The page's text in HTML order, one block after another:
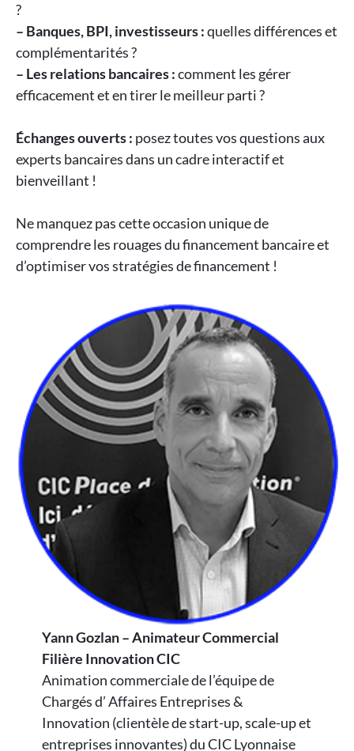
?
– Banques, BPI, investisseurs :quelles différences et
complémentarités ?
– Les relations bancaires :comment les gérer
efficacement et en tirer le meilleur parti ?
Échanges ouverts : posez toutes vos questions aux
experts bancaires dans un cadre interactif et
bienveillant !
Ne manquez pas cette occasion unique de
comprendre les rouages du financement bancaire et
d’optimiser vos stratégies de financement !
Yann Gozlan – Animateur Commercial
Filière Innovation CIC
Animation commerciale de l’équipe de
Chargés d’ Affaires Entreprises &
Innovation (clientèle de start-up, scale-up et
entreprises innovantes) du CIC Lyonnaise